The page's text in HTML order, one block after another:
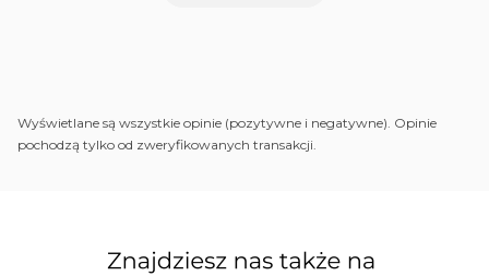
Wyświetlane są wszystkie opinie (pozytywne i negatywne). Opinie
pochodzą tylko od zweryfikowanych transakcji.